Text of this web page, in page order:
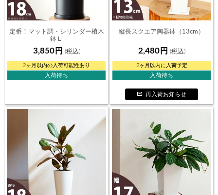
定番！マット調・シリンダー植木
鉢Ｌ
（18ｃｍ）
3,850
2ヶ月以内の入荷可能性あり
入荷待ち
縦長スクエア陶器鉢（13cm）
2,480
2ヶ月以内に入荷予定
入荷待ち
再入荷お知らせ